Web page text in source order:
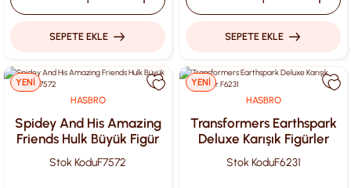
SEPETE EKLE SEPETE EKLE
YENİ
HASBRO
Spidey And His Amazing
Friends Hulk Büyük Figür
F7572
Stok KoduF7572
YENİ
HASBRO
Transformers Earthspark
Deluxe Karışık Figürler
F6231
Stok KoduF6231